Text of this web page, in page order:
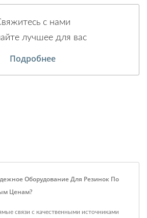
с нами
лучшее для вас
Подробнее
Оборудование Для Резинок По
Ценам?
связи с качественными источниками